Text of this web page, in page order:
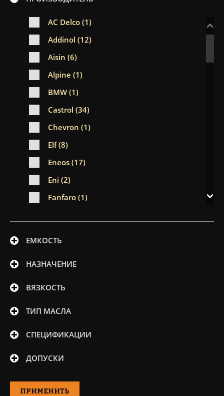
AC Delco (1)
Addinol (12)
Aisin (6)
Alpine (1)
BMW (1)
Castrol (34)
Chevron (1)
Elf (8)
Eneos (17)
Eni (2)
Fanfaro (1)
Gazpromneft (1)
GM (3)
Hyundai (18)
Idemitsu (16)
Kroon-Oil (5)
ЕМКОСТЬ
НАЗНАЧЕНИЕ
ВЯЗКОСТЬ
ТИП МАСЛА
СПЕЦИФИКАЦИИ
ДОПУСКИ
ПРИМЕНИТЬ